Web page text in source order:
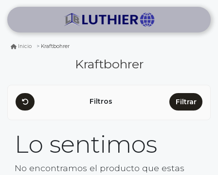
Inicio Kraftbohrer
Kraftbohrer
Filtros Filtrar
Lo sentimos
No encontramos el producto que estas